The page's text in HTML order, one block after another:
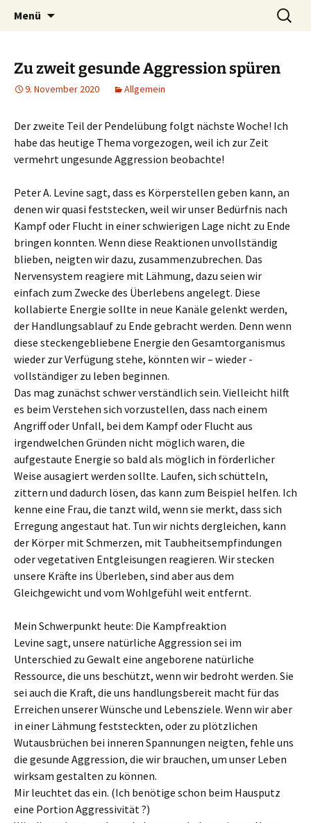
Ulrike Roderwald
Heilpraktische Psychotherapie
Menü
Suche
nach:
Zu zweit gesunde Aggression spüren
9. November 2020 Allgemein
Der zweite Teil der Pendelübung folgt nächste Woche! Ich
habe das heutige Thema vorgezogen, weil ich zur Zeit
vermehrt ungesunde Aggression beobachte!
Peter A. Levine sagt, dass es Körperstellen geben kann, an
denen wir quasi feststecken, weil wir unser Bedürfnis nach
Kampf oder Flucht in einer schwierigen Lage nicht zu Ende
bringen konnten. Wenn diese Reaktionen unvollständig
blieben, neigten wir dazu, zusammenzubrechen. Das
Nervensystem reagiere mit Lähmung, dazu seien wir
einfach zum Zwecke des Überlebens angelegt. Diese
kollabierte Energie sollte in neue Kanäle gelenkt werden,
der Handlungsablauf zu Ende gebracht werden. Denn wenn
diese steckengebliebene Energie den Gesamtorganismus
wieder zur Verfügung stehe, könnten wir – wieder -
vollständiger zu leben beginnen.
Das mag zunächst schwer verständlich sein. Vielleicht hilft
es beim Verstehen sich vorzustellen, dass nach einem
Angriff oder Unfall, bei dem Kampf oder Flucht aus
irgendwelchen Gründen nicht möglich waren, die
aufgestaute Energie so bald als möglich in förderlicher
Weise ausagiert werden sollte. Laufen, sich schütteln,
zittern und dadurch lösen, das kann zum Beispiel helfen. Ich
kenne eine Frau, die tanzt wild, wenn sie merkt, dass sich
Erregung angestaut hat. Tun wir nichts dergleichen, kann
der Körper mit Schmerzen, mit Taubheitsempfindungen
oder vegetativen Entgleisungen reagieren. Wir stecken
unsere Kräfte ins Überleben, sind aber aus dem
Gleichgewicht und vom Wohlgefühl weit entfernt.
Mein Schwerpunkt heute: Die Kampfreaktion
Levine sagt, unsere natürliche Aggression sei im
Unterschied zu Gewalt eine angeborene natürliche
Ressource, die uns beschützt, wenn wir bedroht werden. Sie
sei auch die Kraft, die uns handlungsbereit macht für das
Erreichen unserer Wünsche und Lebensziele. Wenn wir aber
in einer Lähmung feststeckten, oder zu plötzlichen
Wutausbrüchen bei inneren Spannungen neigten, fehle uns
die gesunde Aggression, die wir brauchen, um unser Leben
wirksam gestalten zu können.
Mir leuchtet das ein. (Ich benötige schon beim Hausputz
eine Portion Aggressivität ?)